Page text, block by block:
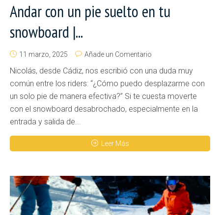
Andar con un pie suelto en tu
snowboard |...
11 marzo, 2025 Añade un Comentario
Nicolás, desde Cádiz, nos escribió con una duda muy
común entre los riders: “¿Cómo puedo desplazarme con
un solo pie de manera efectiva?” Si te cuesta moverte
con el snowboard desabrochado, especialmente en la
entrada y salida de...
Leer Más